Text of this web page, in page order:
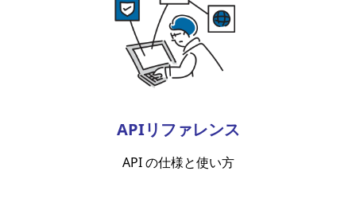
APIリファレンス
API の仕様と使い方